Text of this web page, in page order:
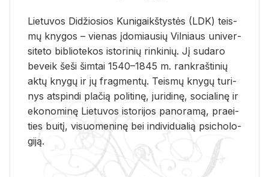
Lie­tu­vos Di­džio­sios Ku­ni­gaikš­tys­tės (LDK) teis­
mų kny­gos – vie­nas įdo­miau­sių Vil­niaus uni­ver­
si­te­to bi­b­lio­te­kos is­to­ri­nių rin­ki­nių. Jį su­da­ro
be­veik šeši šim­tai 1540–1845 m. rank­raš­ti­nių
aktų kny­gų ir jų frag­men­tų. Teis­mų kny­gų tu­ri­
nys at­spin­di pla­čią po­li­ti­nę, ju­ri­di­nę, so­cia­li­nę ir
eko­no­mi­nę Lie­tu­vos is­to­ri­jos pa­no­ra­mą, pra­ei­
ties bui­tį, vi­suo­me­ni­nę bei in­di­vi­dua­lią psi­cho­lo­
gi­ją.